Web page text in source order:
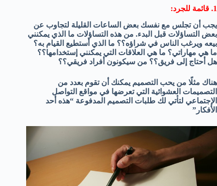
1. قائمة للجرد:
يجب أن تجلس مع نفسك بعض الساعات القليلة لتجاوب عن
بعض التساؤلات قبل البدء. من هذه التساؤلات ما الذي يمكنني
بيعه ويرغب الناس في شراؤه؟؟ ما الذي أستطيع القيام به؟
ما هي مهاراتي؟ ما هي العلاقات التي يمكنني إستخدامها؟؟
هل أحتاج إلى فريق؟؟ من سيكونون أفراد فريقي؟؟
هناك مثلًا من يحب التصميم يمكنك أن تقوم بعدد من
التصميمات العشوائية التي تعرضها في مواقع التواصل
الإجتماعي لتأتي لك طلبات التصميم المدفوعة “هذه أحد
الأفكار”